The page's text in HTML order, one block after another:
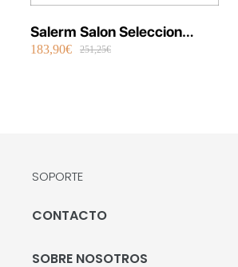
Salerm Salon Seleccion
Plancha Infrarrojos Therapy
183,90€ 251,25€
SOPORTE
CONTACTO
SOBRE NOSOTROS